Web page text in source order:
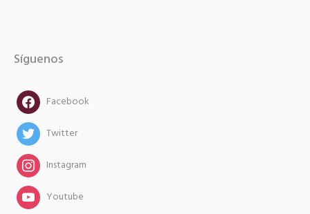
Síguenos
facebookFacebook
twitterTwitter
instagramInstagram
instagramYoutube